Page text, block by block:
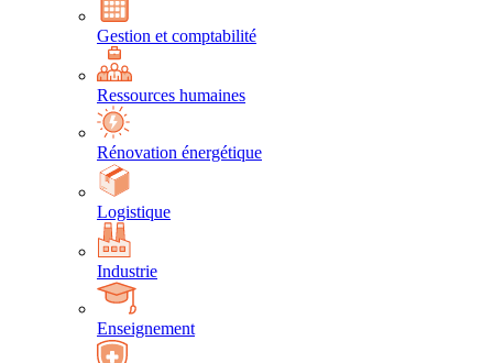
Gestion et comptabilité
Ressources humaines
Rénovation énergétique
Logistique
Industrie
Enseignement